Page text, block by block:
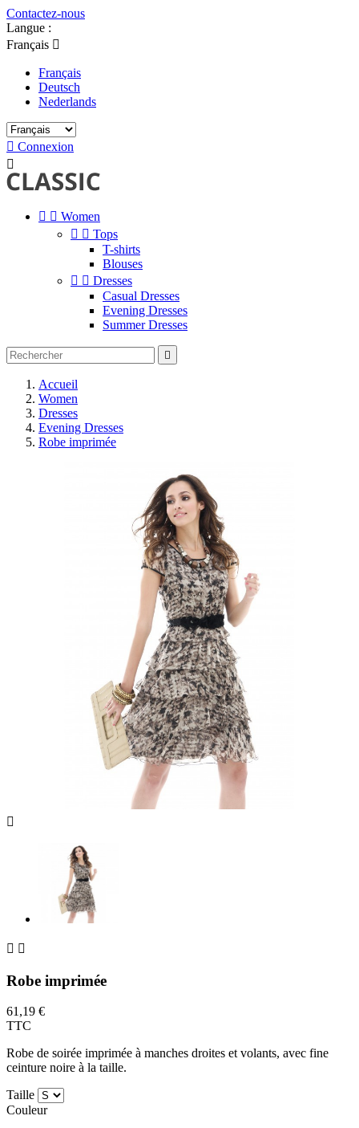
Contactez-nous
Langue :
Français 
Français
Deutsch
Nederlands
 Connexion

  Women
  Tops
T-shirts
Blouses
  Dresses
Casual Dresses
Evening Dresses
Summer Dresses

Accueil
Women
Dresses
Evening Dresses
Robe imprimée

 
Robe imprimée
61,19 €
TTC
Robe de soirée imprimée à manches droites et volants, avec fine
ceinture noire à la taille.
Taille
Couleur